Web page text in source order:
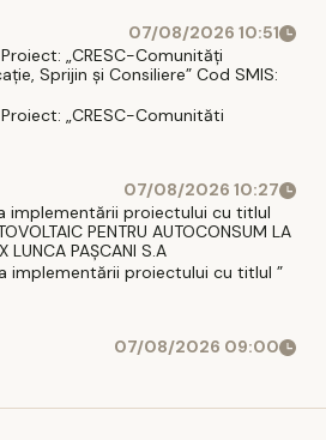
07/08/2026 10:51
Proiect: „CRESC-Comunități
Sprijin și Consiliere” Cod SMIS:
Proiect: „CRESC-Comunităti
07/08/2026 10:27
implementării proiectului cu titlul
PENTRU AUTOCONSUM LA
LUNCA PAȘCANI S.A
implementării proiectului cu titlul ”
07/08/2026 09:00